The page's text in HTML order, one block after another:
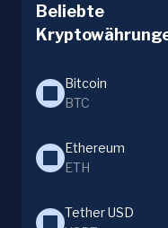
Beliebte
Bitcoin
BTC
Ethereum
ETH
Tether USD